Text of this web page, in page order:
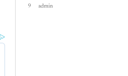
Semangat
9 admin